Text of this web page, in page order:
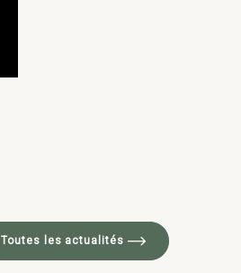
Toutes les actualités